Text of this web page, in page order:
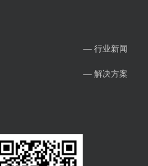
— 行业新闻
— 解决方案